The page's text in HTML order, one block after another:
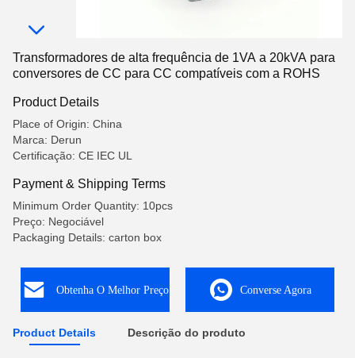
Transformadores de alta frequência de 1VA a 20kVA para
conversores de CC para CC compatíveis com a ROHS
Product Details
Place of Origin: China
Marca: Derun
Certificação: CE IEC UL
Payment & Shipping Terms
Minimum Order Quantity: 10pcs
Preço: Negociável
Packaging Details: carton box
Obtenha O Melhor Preço Converse Agora
Product Details Descrição do produto